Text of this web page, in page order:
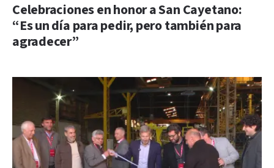
Celebraciones en honor a San Cayetano:
“Es un día para pedir, pero también para
agradecer”